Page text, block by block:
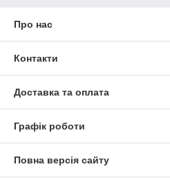
Про нас
Контакти
Доставка та оплата
Графік роботи
Повна версія сайту